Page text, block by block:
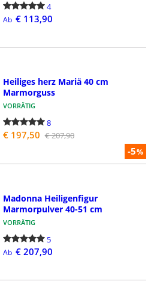
4
Ab € 113,90
-5%
Heiliges herz Mariä 40 cm
Marmorguss
VORRÄTIG
8
€ 197,50 € 207,90
Madonna Heiligenfigur
Marmorpulver 40-51 cm
VORRÄTIG
5
Ab € 207,90